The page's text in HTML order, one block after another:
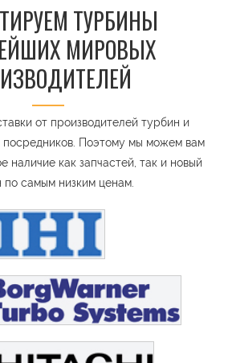
ТУРБИНЫ
МИРОВЫХ
от производителей турбин и
посредников. Поэтому мы можем вам
наличие как запчастей, так и новый
по самым низким ценам.